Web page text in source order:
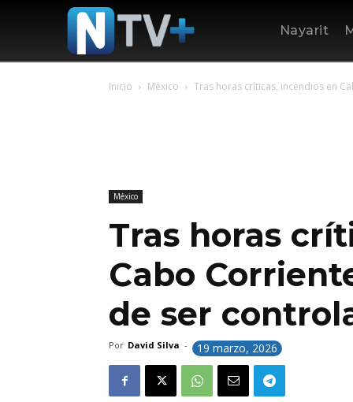
Nayarit
Inicio México Tras horas críticas, incendios en
México
Tras horas
Cabo
de ser
Por David Silva - 19 marzo, 2026